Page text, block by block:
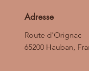
Adresse
Route d'Orignac
65200 Hauban,